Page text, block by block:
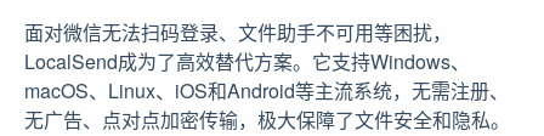
面对微信无法扫码登录、文件助手不可用等困扰，
LocalSend成为了高效替代方案。它支持Windows、
macOS、Linux、iOS和Android等主流系统，无需注册、
无广告、点对点加密传输，极大保障了文件安全和隐私。